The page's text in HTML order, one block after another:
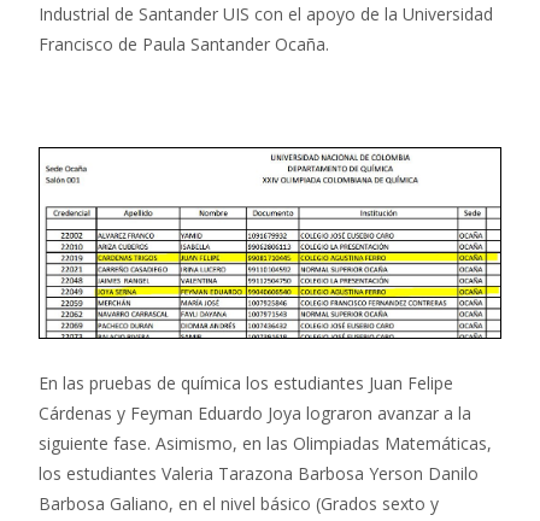
Industrial de Santander UIS con el apoyo de la Universidad
Francisco de Paula Santander Ocaña.
En las pruebas de química los estudiantes Juan Felipe
Cárdenas y Feyman Eduardo Joya lograron avanzar a la
siguiente fase. Asimismo, en las Olimpiadas Matemáticas,
los estudiantes Valeria Tarazona Barbosa Yerson Danilo
Barbosa Galiano, en el nivel básico (Grados sexto y